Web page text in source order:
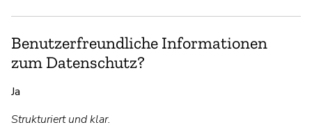
Benutzerfreundliche Informationen
zum Datenschutz?
Ja
Strukturiert und klar.